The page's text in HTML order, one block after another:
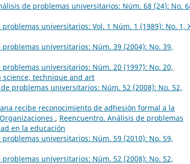
de problemas universitarios: Núm. 68 (24): No.
universitarios: Vol. 1 Núm. 1 (1989): No. 1,
universitarios: Núm. 39 (2004): No. 39,
universitarios: Núm. 20 (1997): No. 20,
science, technique and art
problemas universitarios: Núm. 52 (2008): No. 52,
recibe reconocimiento de adhesión formal a la
, Reencuentro. Análisis de problemas
en la educación
universitarios: Núm. 59 (2010): No. 59,
universitarios: Núm. 52 (2008): No. 52,